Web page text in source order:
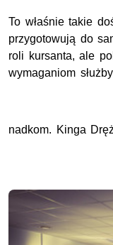
To właśnie takie
przygotowują do
roli kursanta, ale
wymaganiom
nadkom. Kinga